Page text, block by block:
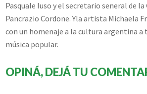
Pasquale Iuso y el secretario seneral de la
Pancrazio Cordone. Yla artista Michaela
con un homenaje a la cultura argentina a
música popular.
OPINÁ, DEJÁ TU